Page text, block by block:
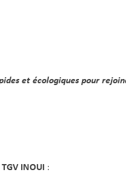
et écologiques pour
TGV INOUI :